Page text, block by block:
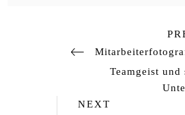
Teamgeist
Next
NEXT